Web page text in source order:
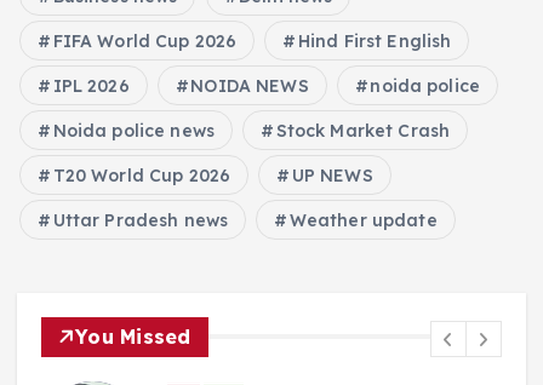
FIFA World Cup 2026 Hind First English
IPL 2026 NOIDA NEWS noida police
Noida police news Stock Market Crash
T20 World Cup 2026 UP NEWS
Uttar Pradesh news Weather update
You Missed